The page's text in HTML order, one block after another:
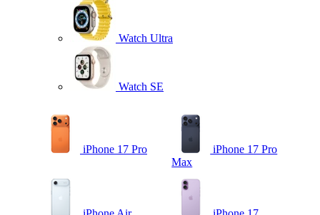
Watch Ultra
Watch SE
iPhone 17 Pro
iPhone 17 Pro
Max